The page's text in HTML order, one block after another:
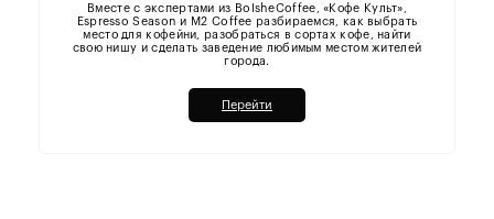
Вместе с экспертами из BolsheCoffee, «Кофе Культ»,
Espresso Season и M2 Coffee разбираемся, как выбрать
место для кофейни, разобраться в сортах кофе, найти
свою нишу и сделать заведение любимым местом жителей
города.
Перейти